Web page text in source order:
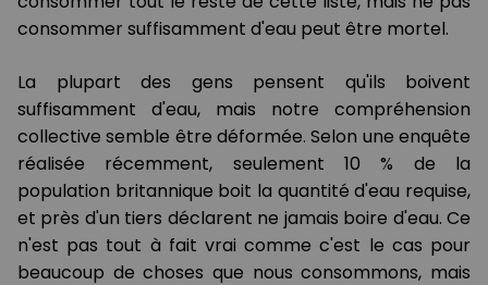
consommer suffisamment d'eau peut être mortel.
La plupart des gens pensent qu'ils boivent
suffisamment d'eau, mais notre compréhension
collective semble être déformée. Selon une enquête
réalisée récemment, seulement 10 % de la
population britannique boit la quantité d'eau requise,
et près d'un tiers déclarent ne jamais boire d'eau. Ce
n'est pas tout à fait vrai comme c'est le cas pour
beaucoup de choses que nous consommons, mais